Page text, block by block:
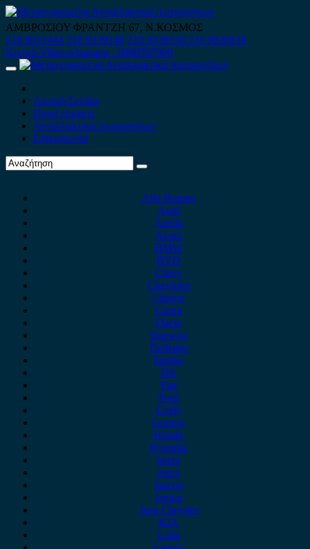
Skip
to
content
ΑΜΒΡΟΣΙΟΥ ΦΡΑΝΤΖΗ 67, Ν.ΚΟΣΜΟΣ
210 9012444 210 9239148 210 9238158 210 9026839
Κινητό-Viber-whatsapp : 6980507900
Primary
Αρχική Σελίδα
Ποιοί είμαστε
Ανταλλακτικά Αυτοκινήτων
Επικοινωνία
Alfa Romeo
Audi
Austin
Acura
BMW
BYD
Chery
Chevrolet
Citroen
Cupra
Dacia
Daewoo
Daihatsu
Dodge
DS
Fiat
Ford
Geely
Gonow
Honda
Hyundai
Isuzu
iveco
Jaecoo
Jaguar
Jeep Chrysler
KIA
Lada